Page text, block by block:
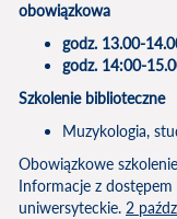
obowiązkowa
godz. 13.00-
godz. 14:00-
Szkolenie biblioteczne
Muzykologia,
Obowiązkowe
Informacje z
uniwersyteckie. 2